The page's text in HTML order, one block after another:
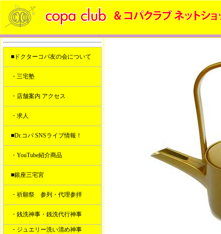
■ドクターコパ友の会について
・三宅塾
・店舗案内 アクセス
・求人
■Dr.コパ SNSライブ情報！
・YouTube紹介商品
■銀座三宅宮
・祈願祭 参列・代理参拝
・銭洗神事・銭洗代行神事
・ジュエリー洗い清め神事